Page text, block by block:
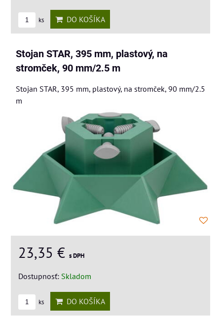
ks DO KOŠÍKA
Stojan STAR, 395 mm, plastový, na
stromček, 90 mm/2.5 m
Stojan STAR, 395 mm, plastový, na stromček, 90 mm/2.5
m
23,35 € s DPH
Dostupnosť: Skladom
ks DO KOŠÍKA